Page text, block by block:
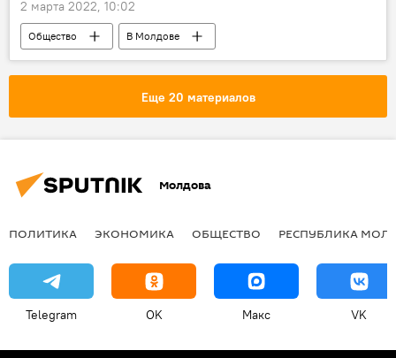
2 марта 2022, 10:02
Общество В Молдове
Еще 20 материалов
Молдова
ПОЛИТИКА ЭКОНОМИКА ОБЩЕСТВО РЕСПУБЛИКА
Telegram OK Макс VK